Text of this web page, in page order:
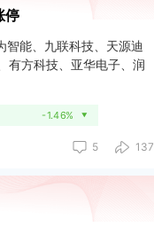
停
能、九联科技、天源迪
有方科技、亚华电子、润
-1.46% ▼
5 137